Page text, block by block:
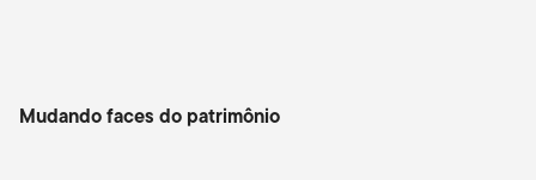
Mudando faces do patrimônio